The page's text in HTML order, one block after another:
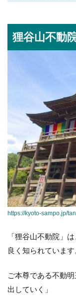
狸谷山不動
https://kyoto-sampo.jp/
「狸谷山不動院」
良く知られています
ご本尊である不動
出していく」